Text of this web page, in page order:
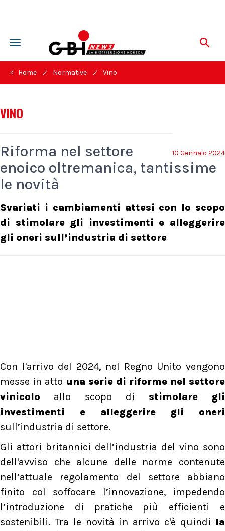
Toggle
navigation
< Home / Normative / Vino
VINO
10 Gennaio 2024
Riforma nel settore
enoico oltremanica, tantissime
le novità
Svariati i cambiamenti attesi con lo scopo
di stimolare gli investimenti e alleggerire
gli oneri sull’industria di settore
Con l'arrivo del 2024, nel Regno Unito vengono
messe in atto una serie di riforme nel settore
vinicolo allo scopo di stimolare gli
investimenti e alleggerire gli oneri
sull’industria di settore.
Gli attori britannici dell’industria del vino sono
dell'avviso che alcune delle norme contenute
nell’attuale regolamento del settore abbiano
finito col soffocare l’innovazione, impedendo
l’introduzione di pratiche più efficienti e
sostenibili. Tra le novità in arrivo c'è quindi la